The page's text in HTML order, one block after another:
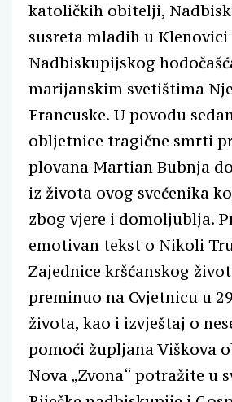
katoličkih obitelji,
susreta mladih u Klenovici
Nadbiskupijskog
marijanskim svetištima
Francuske. U povodu
obljetnice tragične smrti
plovana Martian Bubnja
iz života ovog svećenika
zbog vjere i domoljublja.
emotivan tekst o Nikoli
Zajednice kršćanskog
preminuo na Cvjetnicu u
života, kao i izvještaj o
pomoći župljana Viškova
Nova „Zvona“ potražite u